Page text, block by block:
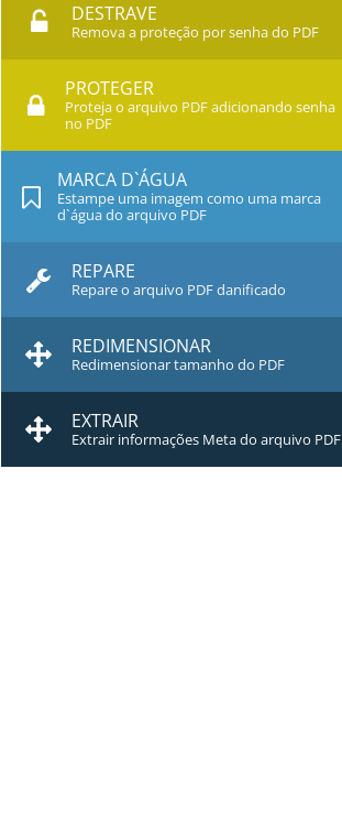
DESTRAVE
Remova a proteção por senha do PDF
PROTEGER
Proteja o arquivo PDF adicionando senha
no PDF
MARCA D`ÁGUA
Estampe uma imagem como uma marca
d`água do arquivo PDF
REPARE
Repare o arquivo PDF danificado
REDIMENSIONAR
Redimensionar tamanho do PDF
EXTRAIR
Extrair informações Meta do arquivo PDF